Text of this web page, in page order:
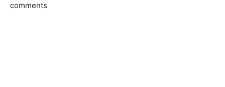
comments